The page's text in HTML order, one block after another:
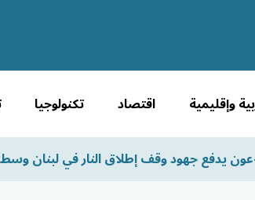
وإقليمية اقتصاد تكنولوجيا
يدفع جهود وقف إطلاق النار في لبنان